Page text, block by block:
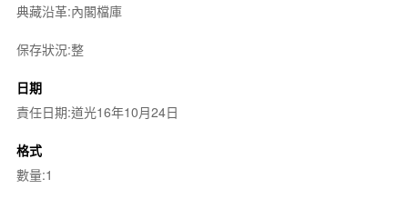
典藏沿革:內閣檔庫
保存狀況:整
日期
責任日期:道光16年10月24日
格式
數量:1